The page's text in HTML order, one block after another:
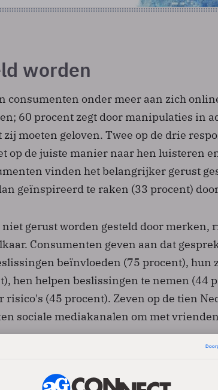
worden
consumenten onder meer aan zich
60 procent zegt door manipulaties in
moeten geloven. Twee op de drie
op de juiste manier naar hen luisteren
vinden het belangrijker gerust
geïnspireerd te raken (33 procent)
gerust worden gesteld door merken,
Consumenten geven aan dat
beïnvloeden (75 procent), hun
hen helpen beslissingen te nemen (44
risico's (45 procent). Zeven op de tien
sociale mediakanalen om met
faciliteren